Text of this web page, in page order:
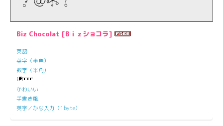
Biz Chocolat [Bｉｚショコラ]
英語
英字（半角）
数字（半角）
かわいい
手書き風
英字／かな入力（1byte）